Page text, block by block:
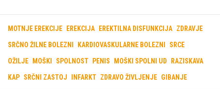
MOTNJE EREKCIJE EREKCIJA EREKTILNA DISFUNKCIJA ZDRAVJE
SRČNO ŽILNE BOLEZNI KARDIOVASKULARNE BOLEZNI SRCE
OŽILJE MOŠKI SPOLNOST PENIS MOŠKI SPOLNI UD RAZISKAVA
KAP SRČNI ZASTOJ INFARKT ZDRAVO ŽIVLJENJE GIBANJE